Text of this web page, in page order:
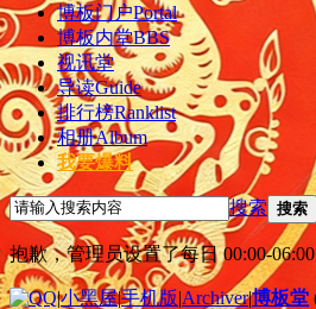
博板门户Portal
博板内堂BBS
视讯堂
导读Guide
排行榜Ranklist
相册Album
我要爆料
搜索 搜索
抱歉，管理员设置了每日 00:00-
|小黑屋|手机版|Archiver|博板堂